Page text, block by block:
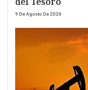
9 De Agosto De 2026